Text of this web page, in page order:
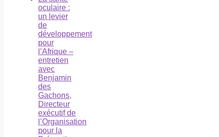
oculaire :
un levier
de
développement
pour
l’Afrique –
entretien
avec
Benjamin
des
Gachons,
Directeur
exécutif de
l’Organisation
pour la